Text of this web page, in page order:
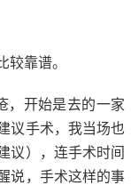
较靠谱。
，开始是去的一家
议手术，我当场也
议），连手术时间
说，手术这样的事